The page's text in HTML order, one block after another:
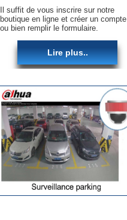
Il suffit de vous inscrire sur notre
boutique en ligne et créer un compte
ou bien remplir le formulaire.
Lire plus..